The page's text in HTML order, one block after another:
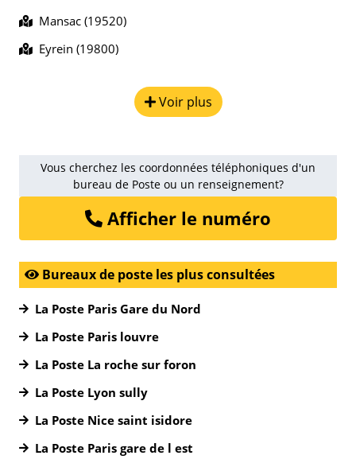
Mansac (19520)
Eyrein (19800)
Voir plus
Vous cherchez les coordonnées téléphoniques d'un
bureau de Poste ou un renseignement?
Afficher le numéro
Bureaux de poste les plus consultées
La Poste Paris Gare du Nord
La Poste Paris louvre
La Poste La roche sur foron
La Poste Lyon sully
La Poste Nice saint isidore
La Poste Paris gare de l est